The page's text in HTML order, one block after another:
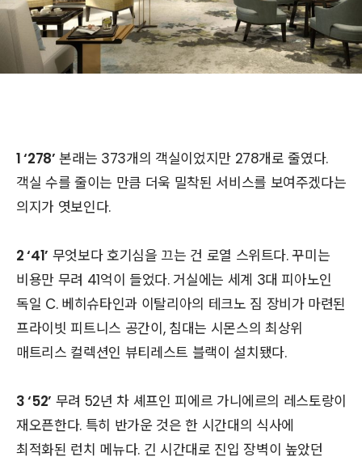
1 ‘278’ 본래는 373개의 객실이었지만 278개로 줄였다.
객실 수를 줄이는 만큼 더욱 밀착된 서비스를 보여주겠다는
의지가 엿보인다.
2 ‘41’ 무엇보다 호기심을 끄는 건 로열 스위트다. 꾸미는
비용만 무려 41억이 들었다. 거실에는 세계 3대 피아노인
독일 C. 베히슈타인과 이탈리아의 테크노 짐 장비가 마련된
프라이빗 피트니스 공간이, 침대는 시몬스의 최상위
매트리스 컬렉션인 뷰티레스트 블랙이 설치됐다.
3 ‘52’ 무려 52년 차 셰프인 피에르 가니에르의 레스토랑이
재오픈한다. 특히 반가운 것은 한 시간대의 식사에
최적화된 런치 메뉴다. 긴 시간대로 진입 장벽이 높았던